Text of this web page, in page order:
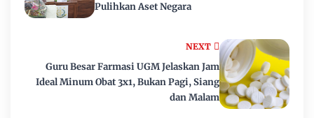
NEXT
Guru Besar Farmasi UGM Jelaskan Jam
Ideal Minum Obat 3x1, Bukan Pagi, Siang
dan Malam
Pulihkan Aset Negara